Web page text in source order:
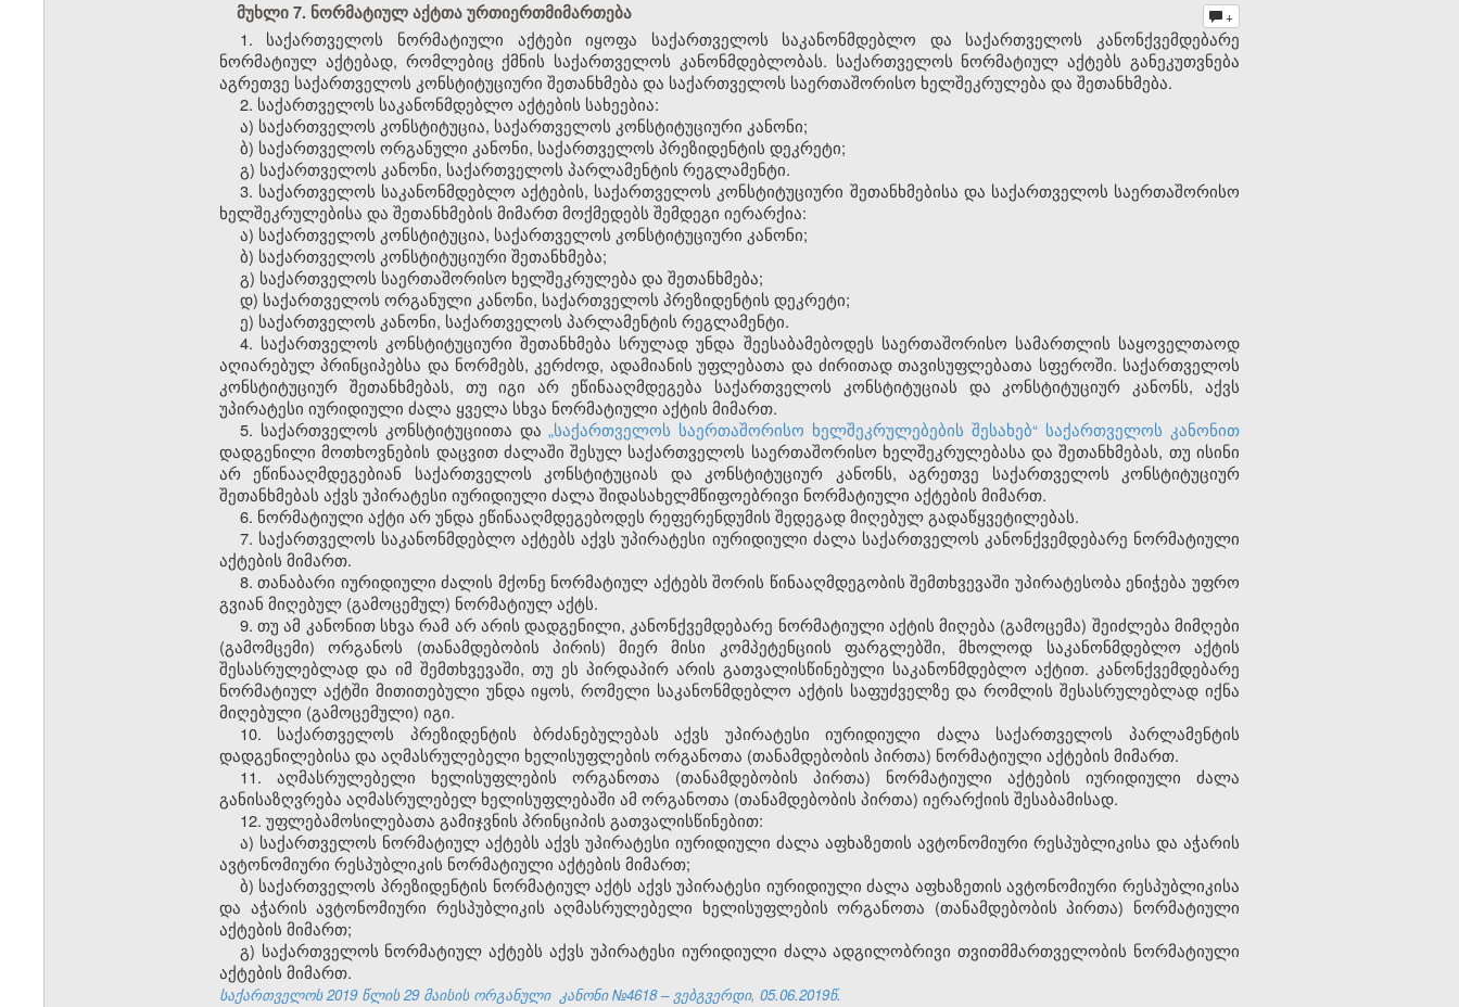
მუხლი 7. ნორმატიულ აქტთა ურთიერთმიმართება +
1. საქართველოს ნორმატიული აქტები იყოფა საქართველოს საკანონმდებლო და საქართველოს კანონქვემდებარე
ნორმატიულ აქტებად, რომლებიც ქმნის საქართველოს კანონმდებლობას. საქართველოს ნორმატიულ აქტებს განეკუთვნება
აგრეთვე საქართველოს კონსტიტუციური შეთანხმება და საქართველოს საერთაშორისო ხელშეკრულება და შეთანხმება.
2. საქართველოს საკანონმდებლო აქტების სახეებია:
ა) საქართველოს კონსტიტუცია, საქართველოს კონსტიტუციური კანონი;
ბ) საქართველოს ორგანული კანონი, საქართველოს პრეზიდენტის დეკრეტი;
გ) საქართველოს კანონი, საქართველოს პარლამენტის რეგლამენტი.
3. საქართველოს საკანონმდებლო აქტების, საქართველოს კონსტიტუციური შეთანხმებისა და საქართველოს საერთაშორისო
ხელშეკრულებისა და შეთანხმების მიმართ მოქმედებს შემდეგი იერარქია:
ა) საქართველოს კონსტიტუცია, საქართველოს კონსტიტუციური კანონი;
ბ) საქართველოს კონსტიტუციური შეთანხმება;
გ) საქართველოს საერთაშორისო ხელშეკრულება და შეთანხმება;
დ) საქართველოს ორგანული კანონი, საქართველოს პრეზიდენტის დეკრეტი;
ე) საქართველოს კანონი, საქართველოს პარლამენტის რეგლამენტი.
4. საქართველოს კონსტიტუციური შეთანხმება სრულად უნდა შეესაბამებოდეს საერთაშორისო სამართლის საყოველთაოდ
აღიარებულ პრინციპებსა და ნორმებს, კერძოდ, ადამიანის უფლებათა და ძირითად თავისუფლებათა სფეროში. საქართველოს
კონსტიტუციურ შეთანხმებას, თუ იგი არ ეწინააღმდეგება საქართველოს კონსტიტუციას და კონსტიტუციურ კანონს, აქვს
უპირატესი იურიდიული ძალა ყველა სხვა ნორმატიული აქტის მიმართ.
5. საქართველოს კონსტიტუციითა და„საქართველოს საერთაშორისო ხელშეკრულებების შესახებ“ საქართველოს კანონით
დადგენილი მოთხოვნების დაცვით ძალაში შესულ საქართველოს საერთაშორისო ხელშეკრულებასა და შეთანხმებას, თუ ისინი
არ ეწინააღმდეგებიან საქართველოს კონსტიტუციას და კონსტიტუციურ კანონს, აგრეთვე საქართველოს კონსტიტუციურ
შეთანხმებას აქვს უპირატესი იურიდიული ძალა შიდასახელმწიფოებრივი ნორმატიული აქტების მიმართ.
6. ნორმატიული აქტი არ უნდა ეწინააღმდეგებოდეს რეფერენდუმის შედეგად მიღებულ გადაწყვეტილებას.
7. საქართველოს საკანონმდებლო აქტებს აქვს უპირატესი იურიდიული ძალა საქართველოს კანონქვემდებარე ნორმატიული
აქტების მიმართ.
8. თანაბარი იურიდიული ძალის მქონე ნორმატიულ აქტებს შორის წინააღმდეგობის შემთხვევაში უპირატესობა ენიჭება უფრო
გვიან მიღებულ (გამოცემულ) ნორმატიულ აქტს.
9. თუ ამ კანონით სხვა რამ არ არის დადგენილი, კანონქვემდებარე ნორმატიული აქტის მიღება (გამოცემა) შეიძლება მიმღები
(გამომცემი) ორგანოს (თანამდებობის პირის) მიერ მისი კომპეტენციის ფარგლებში, მხოლოდ საკანონმდებლო აქტის
შესასრულებლად და იმ შემთხვევაში, თუ ეს პირდაპირ არის გათვალისწინებული საკანონმდებლო აქტით. კანონქვემდებარე
ნორმატიულ აქტში მითითებული უნდა იყოს, რომელი საკანონმდებლო აქტის საფუძველზე და რომლის შესასრულებლად იქნა
მიღებული (გამოცემული) იგი.
10. საქართველოს პრეზიდენტის ბრძანებულებას აქვს უპირატესი იურიდიული ძალა საქართველოს პარლამენტის
დადგენილებისა და აღმასრულებელი ხელისუფლების ორგანოთა (თანამდებობის პირთა) ნორმატიული აქტების მიმართ.
11. აღმასრულებელი ხელისუფლების ორგანოთა (თანამდებობის პირთა) ნორმატიული აქტების იურიდიული ძალა
განისაზღვრება აღმასრულებელ ხელისუფლებაში ამ ორგანოთა (თანამდებობის პირთა) იერარქიის შესაბამისად.
12. უფლებამოსილებათა გამიჯვნის პრინციპის გათვალისწინებით:
ა) საქართველოს ნორმატიულ აქტებს აქვს უპირატესი იურიდიული ძალა აფხაზეთის ავტონომიური რესპუბლიკისა და აჭარის
ავტონომიური რესპუბლიკის ნორმატიული აქტების მიმართ;
ბ) საქართველოს პრეზიდენტის ნორმატიულ აქტს აქვს უპირატესი იურიდიული ძალა აფხაზეთის ავტონომიური რესპუბლიკისა
და აჭარის ავტონომიური რესპუბლიკის აღმასრულებელი ხელისუფლების ორგანოთა (თანამდებობის პირთა) ნორმატიული
აქტების მიმართ;
გ) საქართველოს ნორმატიულ აქტებს აქვს უპირატესი იურიდიული ძალა ადგილობრივი თვითმმართველობის ნორმატიული
აქტების მიმართ.
საქართველოს 2019 წლის 29 მაისის ორგანული კანონი №4618 – ვებგვერდი, 05.06.2019წ.